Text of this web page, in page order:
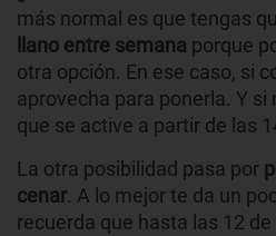
más normal es que tengas
llano entre semana porque
otra opción. En ese caso, si
aprovecha para ponerla. Y si
que se active a partir de las
La otra posibilidad pasa por
cenar. A lo mejor te da un
recuerda que hasta las 12